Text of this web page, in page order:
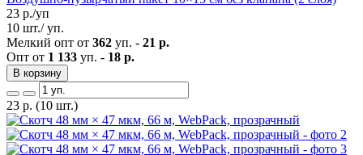
23 р./уп
10 шт./ уп.
Мелкий опт от 362 уп. - 21 р.
Опт от 1 133 уп. - 18 р.
В корзину
23 р. (10 шт.)